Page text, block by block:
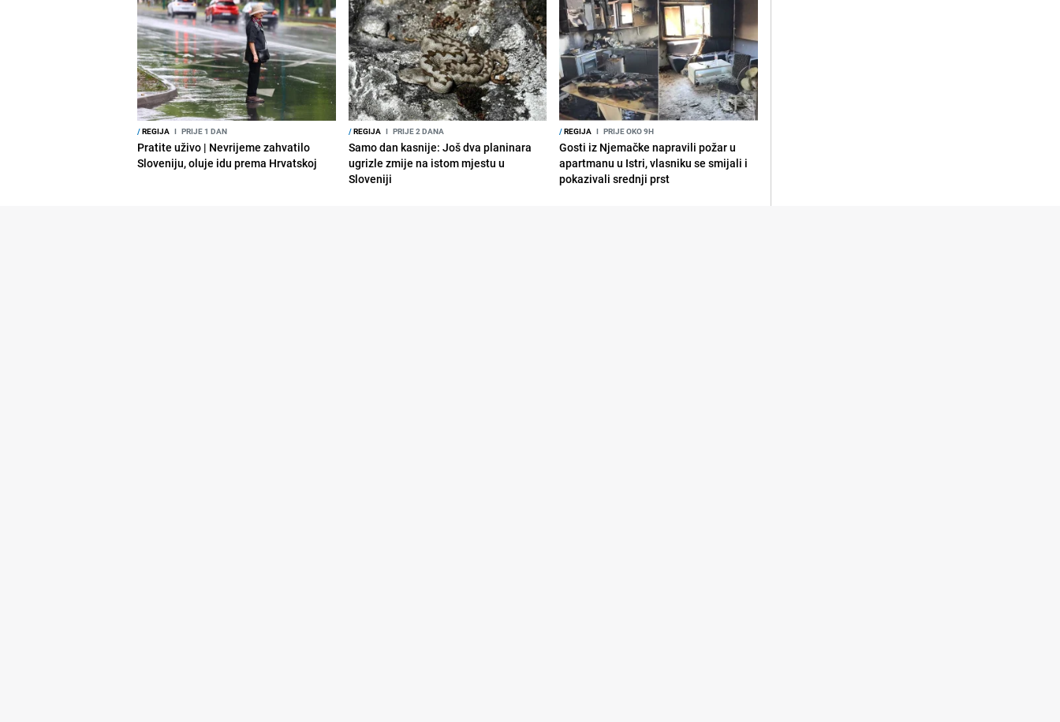
/REGIJA I PRIJE 1 DAN
Pratite uživo | Nevrijeme zahvatilo
Sloveniju, oluje idu prema Hrvatskoj
/REGIJA I PRIJE 2 DANA
Samo dan kasnije: Još dva planinara
ugrizle zmije na istom mjestu u
Sloveniji
/REGIJA I PRIJE OKO 9H
Gosti iz Njemačke napravili požar u
apartmanu u Istri, vlasniku se smijali i
pokazivali srednji prst